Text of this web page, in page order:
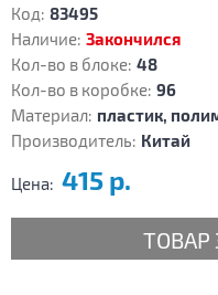
Код: 83495
Наличие: Закончился
Кол-во в блоке: 48
Кол-во в коробке: 96
Материал: пластик,
Производитель: Китай
Цена: 415 р.
ТОВАР